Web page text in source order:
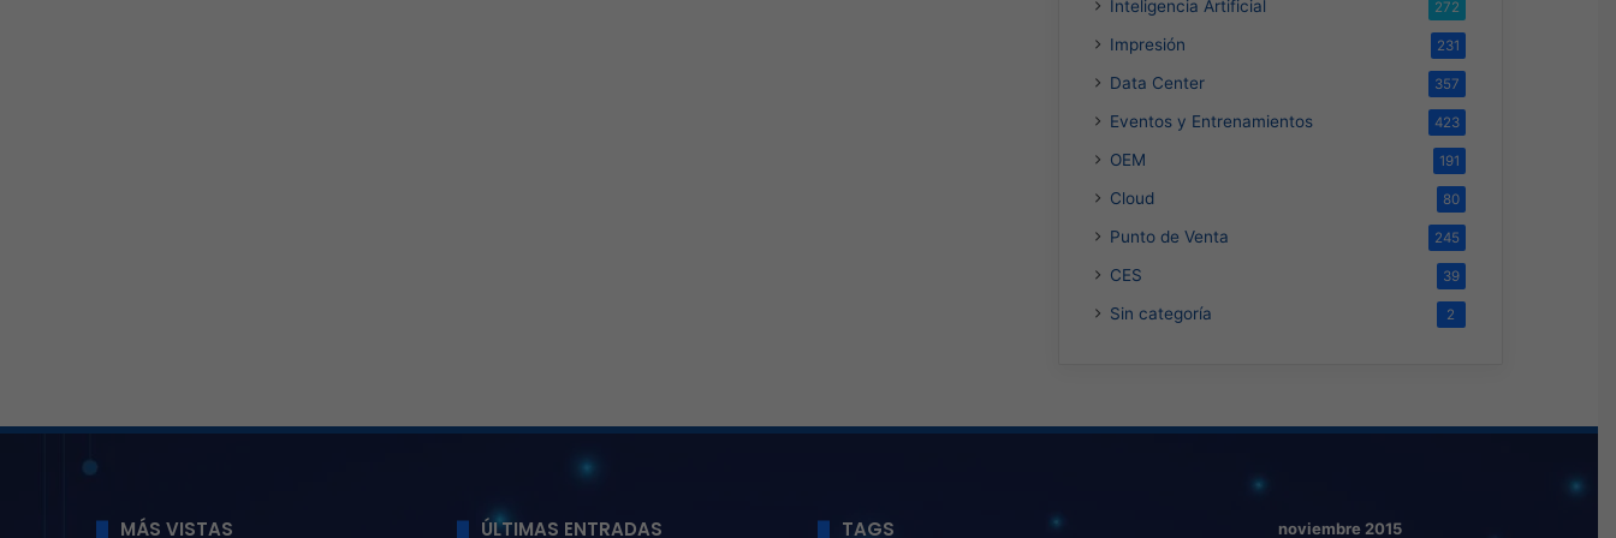
Inteligencia Artificial 272
Impresión 231
Data Center 357
Eventos y Entrenamientos 423
OEM 191
Cloud 80
Punto de Venta 245
CES 39
Sin categoría 2
MÁS VISTAS ÚLTIMAS ENTRADAS TAGS noviembre 2015